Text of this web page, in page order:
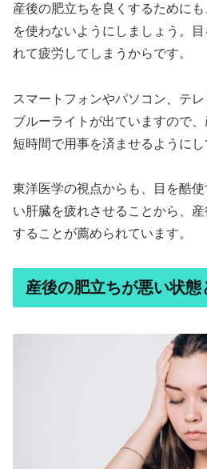
産後の肥立ちを良くするために
を使わないようにしましょう。
れて疲労してしまうからです。
スマートフォンやパソコン、テ
ブルーライトが出ていますので
短時間で用事を済ませるようにし
東洋医学の視点からも、目を酷
い肝臓を疲れさせることから、
することが薦められています。
産後の肥立ちが悪い状態